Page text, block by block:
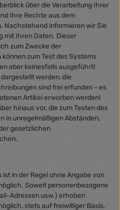
über die Verarbeitung Ihrer
Ihre Rechte aus dem
Nachstehend informieren wir Sie
mit Ihren Daten. Dieser
zum Zwecke der
zum Test des Systems
aber keinesfalls ausgeführt!
werden, die
sind frei erfunden - es
Artikel erworben werden!
hinaus vor, die zum Testen des
in unregelmäßigen Abständen,
gesetzlichen
in der Regel ohne Angabe von
Soweit personenbezogene
Adressen usw.) erhoben
stets auf freiwilliger Basis.